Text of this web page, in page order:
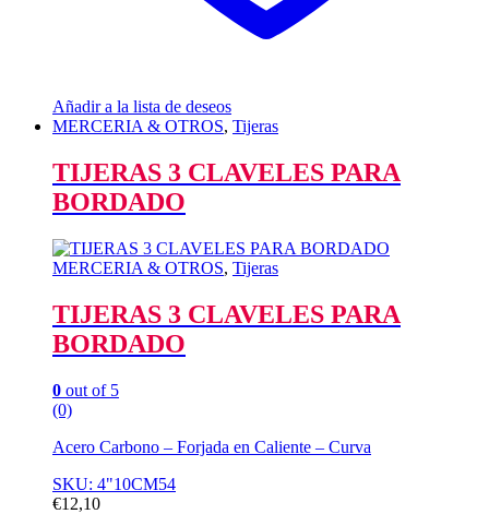
Añadir a la lista de deseos
MERCERIA & OTROS, Tijeras
TIJERAS 3 CLAVELES PARA
BORDADO
MERCERIA & OTROS, Tijeras
TIJERAS 3 CLAVELES PARA
BORDADO
0 out of 5
(0)
Acero Carbono – Forjada en Caliente – Curva
SKU: 4"10CM54
€12,10